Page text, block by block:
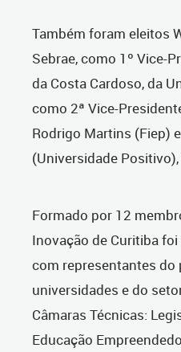
Também foram eleitos
Sebrae, como 1º Vice-
da Costa Cardoso, da
como 2ª Vice-
Rodrigo Martins (Fiep)
(Universidade
Formado por 12
Inovação de Curitiba
com representantes do
universidades e do
Câmaras Técnicas:
Educação